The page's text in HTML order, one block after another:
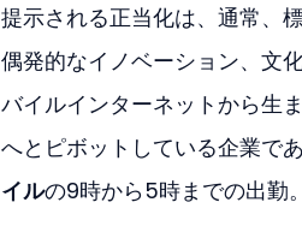
提示される正当化は、通常、
偶発的なイノベーション、文
バイルインターネットから生
へとピボットしている企業で
イルの9時から5時までの出勤。